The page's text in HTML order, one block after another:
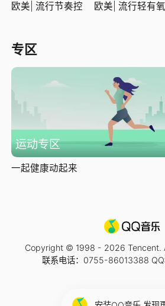
欧美| 流行节奏控 欧美| 流行轻有氧
专区
运动专区
一起健康动起来
Copyright © 1998 - 2026 Tencent.
联系电话：0755-86013388